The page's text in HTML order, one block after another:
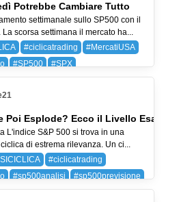
Potrebbe Cambiare Tutto
settimanale sullo SP500 con il
La scorsa settimana il mercato ha...
#ciclicatrading
#MercatiUSA
#SP500
#SPX
AG)
SPX (SP 500)
Poi Esplode? Ecco il Livello Esatto
L'indice S&P 500 si trova in una
di estrema rilevanza. Un ci...
#ciclicatrading
#sp500analisi
#sp500previsione